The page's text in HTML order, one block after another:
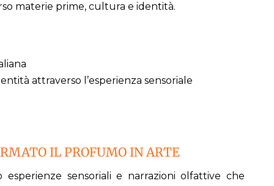
materie prime, cultura e identità.
attraverso l’esperienza sensoriale
IL PROFUMO IN ARTE
sensoriali e narrazioni olfattive che